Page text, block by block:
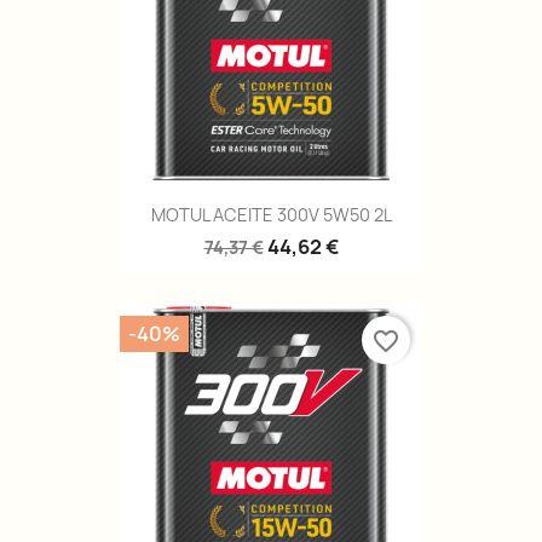
MOTUL ACEITE 300V 5W50 2L
74,37 €44,62 €
-40% favorite_border